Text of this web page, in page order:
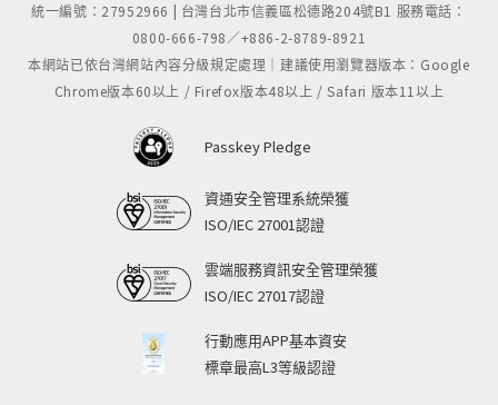
讓人放鬆，回歸到一種安靜思考或純粹存在的狀態。或
是以符合人體日常親密尺度包覆的空間，讓人感受到空
間的溫柔包裹，但卻透過視覺的延伸打破封閉感，給人
「不日常」的想像空間，帶來精神上的自由開展。
溫柔包容的最高境界，是空間能夠隨時間「共同生
的累積會留下痕跡，人也在痕跡中找到歸屬感。這使空
間成為一個承載記憶與情緒的精神場所，它允許生活中
「混亂」的秩序，容許不完美的生活感，這種對「時
間」的視覺化捕捉，就是日常裡最不日常的時刻，也是
達成「日常」與「不日常」的二元對立，並揉合「溫
統一編號：27952966 | 台灣台北市信義區松德路204號B1 服務電話：
0800-666-798／+886-2-8789-8921
本網站已依台灣網站內容分級規定處理｜建議使用瀏覽器版本：Google
Chrome版本60以上 / Firefox版本48以上 / Safari 版本11以上
Passkey Pledge
資通安全管理系統榮獲
ISO/IEC 27001認證
雲端服務資訊安全管理榮獲
ISO/IEC 27017認證
行動應用APP基本資安
標章最高L3等級認證